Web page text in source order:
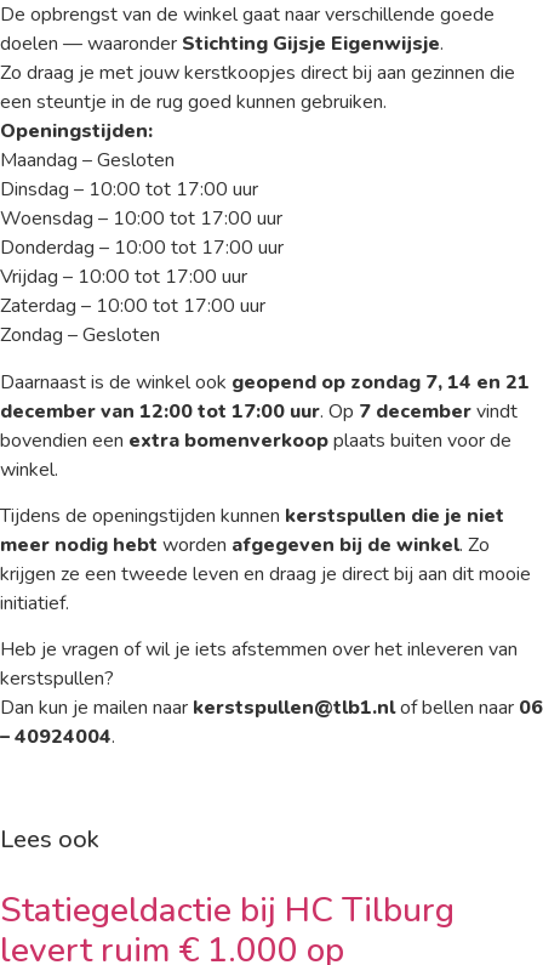
De opbrengst van de winkel gaat naar verschillende goede
doelen — waaronder Stichting Gijsje Eigenwijsje.
Zo draag je met jouw kerstkoopjes direct bij aan gezinnen die
een steuntje in de rug goed kunnen gebruiken.
Openingstijden:
Maandag – Gesloten
Dinsdag – 10:00 tot 17:00 uur
Woensdag – 10:00 tot 17:00 uur
Donderdag – 10:00 tot 17:00 uur
Vrijdag – 10:00 tot 17:00 uur
Zaterdag – 10:00 tot 17:00 uur
Zondag – Gesloten
Daarnaast is de winkel ook geopend op zondag 7, 14 en 21
december van 12:00 tot 17:00 uur. Op 7 decembervindt
bovendien een extra bomenverkoopplaats buiten voor de
winkel.
Tijdens de openingstijden kunnen kerstspullen die je niet
meer nodig hebt worden afgegeven bij de winkel. Zo
krijgen ze een tweede leven en draag je direct bij aan dit mooie
initiatief.
Heb je vragen of wil je iets afstemmen over het inleveren van
kerstspullen?
Dan kun je mailen naar kerstspullen@tlb1.nlof bellen naar 06
– 40924004.
Lees ook
Statiegeldactie bij HC Tilburg
levert ruim € 1.000 op